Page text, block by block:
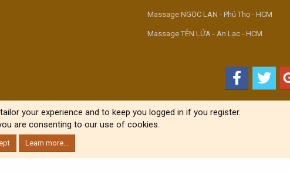
Massage NGỌC LAN - Phú Thọ - HCM
Massage TÊN LỬA - An Lạc - HCM
your experience and to keep you logged in if you register.
are consenting to our use of cookies.
Learn more...